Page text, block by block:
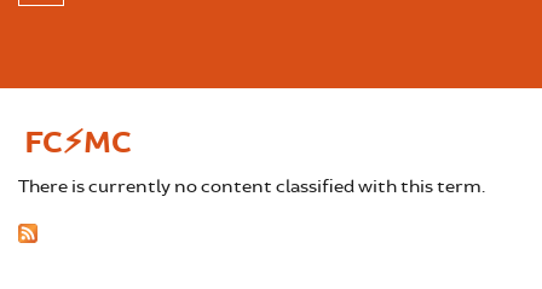
FC⚡MC
There is currently no content classified with this term.